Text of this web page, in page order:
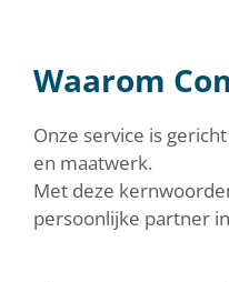
Waarom
Onze service is
en maatwerk.
Met deze
persoonlijke partner